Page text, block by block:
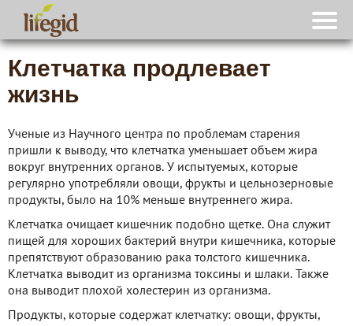
Клетчатка продлевает
жизнь
Ученые из Научного центра по проблемам старения
пришли к выводу, что клетчатка уменьшает объем жира
вокруг внутренних органов. У испытуемых, которые
регулярно употребляли овощи, фрукты и цельнозерновые
продукты, было на 10% меньше внутреннего жира.
Клетчатка очищает кишечник подобно щетке. Она служит
пищей для хороших бактерий внутри кишечника, которые
препятствуют образованию рака толстого кишечника.
Клетчатка выводит из организма токсины и шлаки. Также
она выводит плохой холестерин из организма.
Продукты, которые содержат клетчатку: овощи, фрукты,